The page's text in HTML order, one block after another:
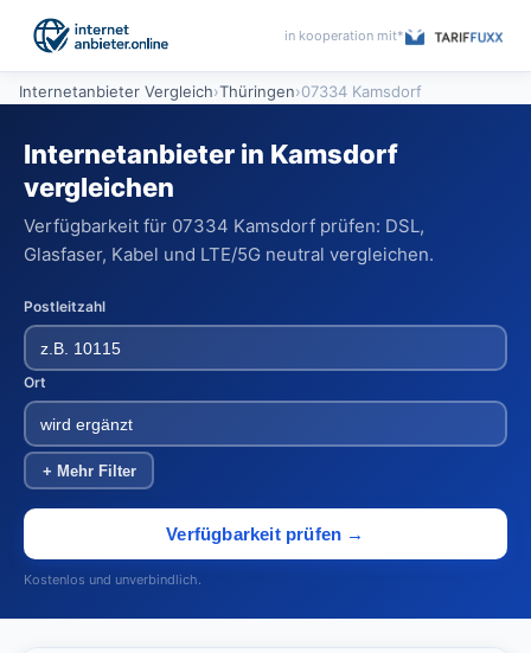
in kooperation mit*
Internetanbieter Vergleich›Thüringen›07334 Kamsdorf
Internetanbieter in Kamsdorf
vergleichen
Verfügbarkeit für 07334 Kamsdorf prüfen: DSL,
Glasfaser, Kabel und LTE/5G neutral vergleichen.
Postleitzahl
Ort
+ Mehr Filter
Verfügbarkeit prüfen →
Kostenlos und unverbindlich.